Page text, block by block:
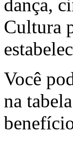
dança,
Cultura
Você
na